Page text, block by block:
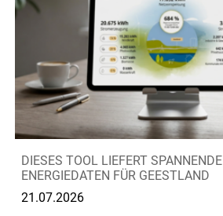
DIESES TOOL LIEFERT SPANNENDE
ENERGIEDATEN FÜR GEESTLAND
21.07.2026